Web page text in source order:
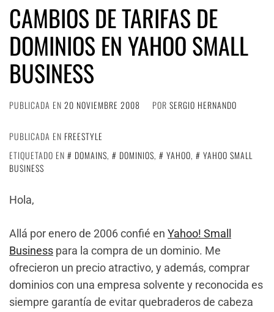
CAMBIOS DE TARIFAS DE
DOMINIOS EN YAHOO SMALL
BUSINESS
PUBLICADA EN 20 NOVIEMBRE 2008 POR SERGIO HERNANDO
PUBLICADA EN FREESTYLE
ETIQUETADO EN
DOMAINS, DOMINIOS, YAHOO,
YAHOO SMALL
BUSINESS
Hola,
Allá por enero de 2006 confié en Yahoo! Small
Business para la compra de un dominio. Me
ofrecieron un precio atractivo, y además, comprar
dominios con una empresa solvente y reconocida es
siempre garantía de evitar quebraderos de cabeza